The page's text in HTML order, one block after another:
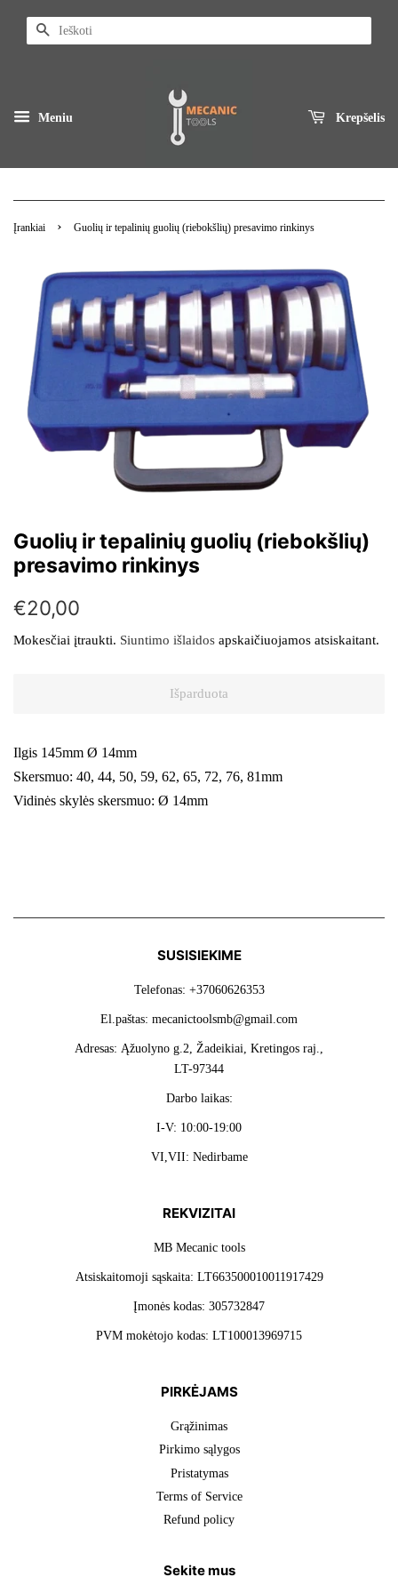
Ieškoti
Meniu Krepšelis
Įrankiai › Guolių ir tepalinių guolių (riebokšlių) presavimo rinkinys
Guolių ir tepalinių guolių (riebokšlių)
presavimo rinkinys
Įprasta
€20,00
nuolaida
Mokesčiai įtraukti. Siuntimo išlaidos apskaičiuojamos atsiskaitant.
Išparduota
Ilgis 145mm Ø 14mm
Skersmuo: 40, 44, 50, 59, 62, 65, 72, 76, 81mm
Vidinės skylės skersmuo: Ø 14mm
SUSISIEKIME
Telefonas: +37060626353
El.paštas: mecanictoolsmb@gmail.com
Adresas: Ąžuolyno g.2, Žadeikiai, Kretingos raj.,
LT-97344
Darbo laikas:
I-V: 10:00-19:00
VI,VII: Nedirbame
REKVIZITAI
MB Mecanic tools
Atsiskaitomoji sąskaita: LT663500010011917429
Įmonės kodas: 305732847
PVM mokėtojo kodas: LT100013969715
PIRKĖJAMS
Grąžinimas
Pirkimo sąlygos
Pristatymas
Terms of Service
Refund policy
Sekite mus